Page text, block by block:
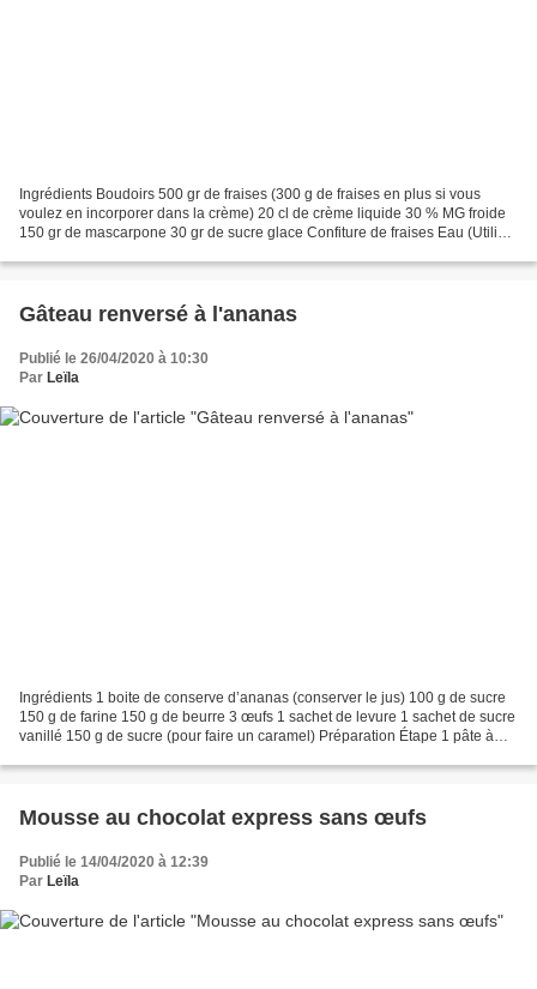
Ingrédients Boudoirs 500 gr de fraises (300 g de fraises en plus si vous
voulez en incorporer dans la crème) 20 cl de crème liquide 30 % MG froide
150 gr de mascarpone 30 gr de sucre glace Confiture de fraises Eau (Utiliser
Gâteau renversé à l'ananas
Publié le 26/04/2020 à 10:30
Par Leïla
Ingrédients 1 boite de conserve d’ananas (conserver le jus) 100 g de sucre
150 g de farine 150 g de beurre 3 œufs 1 sachet de levure 1 sachet de sucre
vanillé 150 g de sucre (pour faire un caramel) Préparation Étape 1 pâte à
Mousse au chocolat express sans œufs
Publié le 14/04/2020 à 12:39
Par Leïla